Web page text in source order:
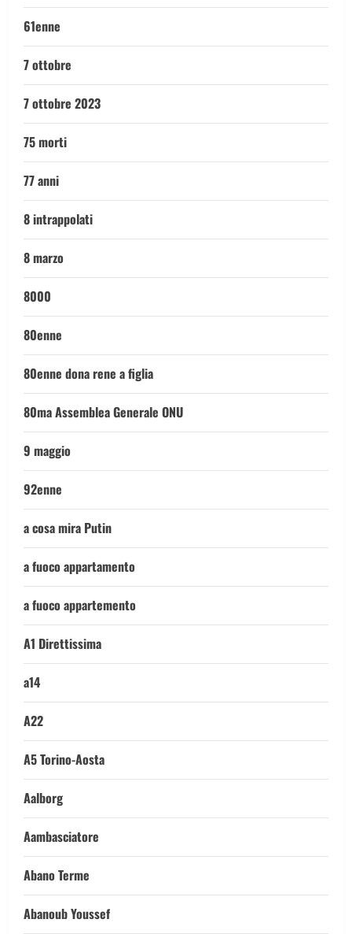
61enne
7 ottobre
7 ottobre 2023
75 morti
77 anni
8 intrappolati
8 marzo
8000
80enne
80enne dona rene a figlia
80ma Assemblea Generale ONU
9 maggio
92enne
a cosa mira Putin
a fuoco appartamento
a fuoco appartemento
A1 Direttissima
a14
A22
A5 Torino-Aosta
Aalborg
Aambasciatore
Abano Terme
Abanoub Youssef